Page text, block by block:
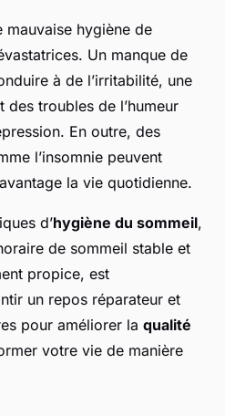
mauvaise hygiène de
Un manque de
à de l’irritabilité, une
troubles de l’humeur
En outre, des
l’insomnie peuvent
la vie quotidienne.
d’hygiène du sommeil,
de sommeil stable et
propice, est
un repos réparateur et
pour améliorer la qualité
votre vie de manière